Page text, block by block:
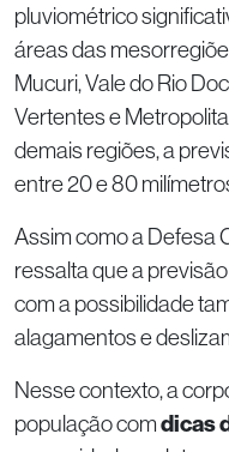
pluviométrico
áreas das
Mucuri, Vale do Rio
Vertentes e
demais regiões, a
entre 20 e 80
Assim como a Defesa
ressalta que a
com a possibilidade
alagamentos e
Nesse contexto, a
população comdicas